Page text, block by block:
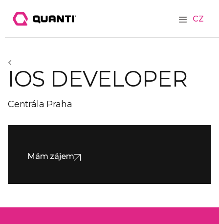
CZ
IOS DEVELOPER
Centrála Praha
Mám zájem